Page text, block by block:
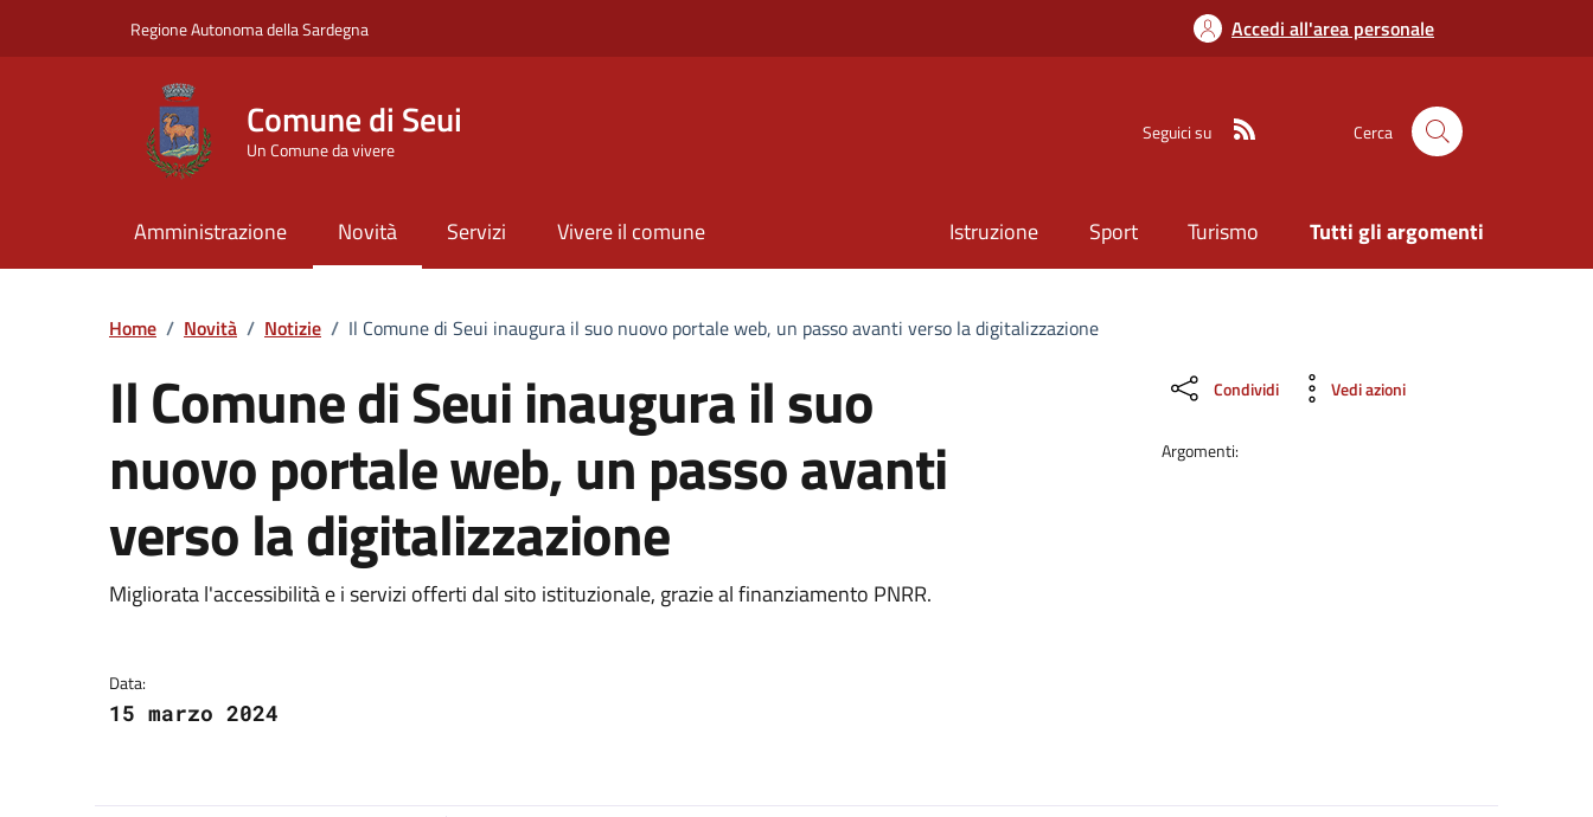
Regione Autonoma della Sardegna Accedi all'area personale
Comune di Seui
Un Comune da vivere
Seguici su Cerca
Amministrazione Novità Servizi Vivere il comune Istruzione Sport Turismo Tutti gli argomenti
Home / Novità / Notizie / Il Comune di Seui inaugura il suo nuovo portale web, un passo avanti verso la digitalizzazione
Il Comune di Seui inaugura il suo
nuovo portale web, un passo avanti
verso la digitalizzazione
Dettagli della notizia
Migliorata l'accessibilità e i servizi offerti dal sito istituzionale, grazie al finanziamento PNRR.
Data:
15 marzo 2024
Condividi Vedi azioni
Argomenti: